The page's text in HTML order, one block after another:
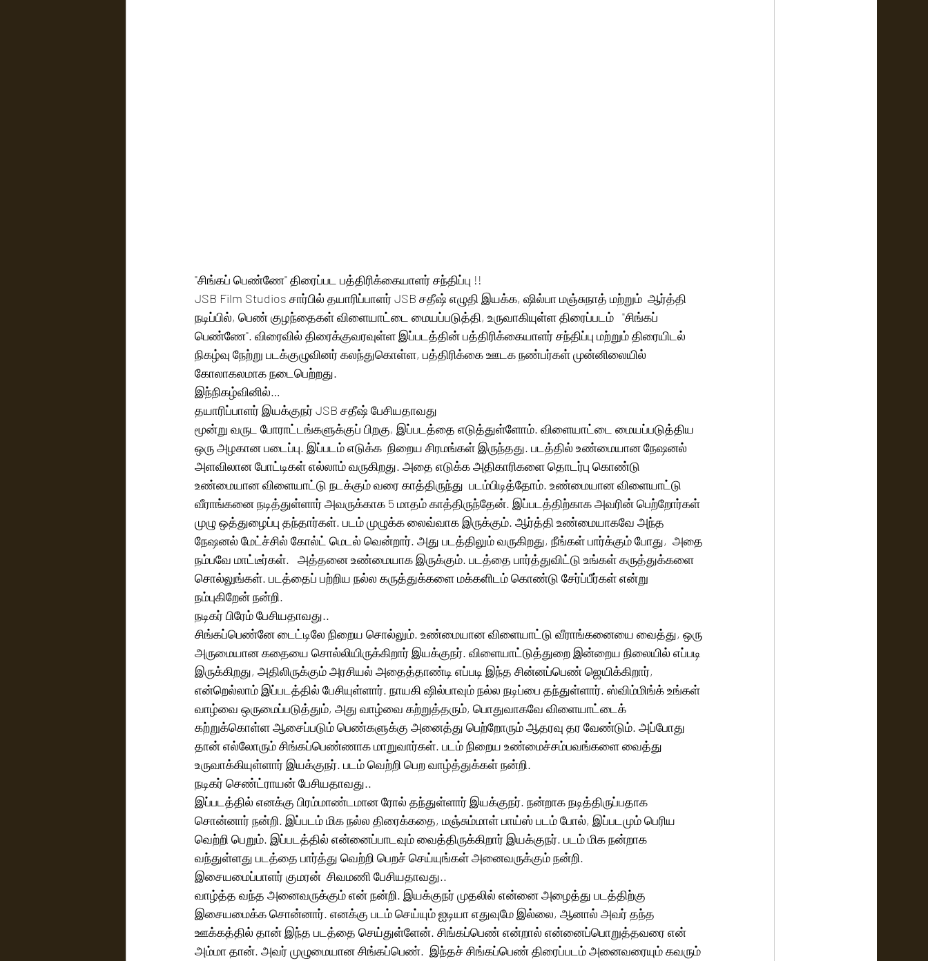
"சிங்கப் பெண்ணே" திரைப்பட பத்திரிக்கையாளர் சந்திப்பு !!
JSB Film Studios சார்பில் தயாரிப்பாளர் JSB சதீஷ் எழுதி இயக்க, ஷில்பா மஞ்சுநாத் மற்றும்  ஆர்த்தி
நடிப்பில், பெண் குழந்தைகள் விளையாட்டை மையப்படுத்தி, உருவாகியுள்ள திரைப்படம்   "சிங்கப்
பெண்ணே". விரைவில் திரைக்குவரவுள்ள இப்படத்தின் பத்திரிக்கையாளர் சந்திப்பு மற்றும் திரையிடல்
நிகழ்வு நேற்று படக்குழுவினர் கலந்துகொள்ள, பத்திரிக்கை ஊடக நண்பர்கள் முன்னிலையில்
கோலாகலமாக நடைபெற்றது.
இந்நிகழ்வினில்…
தயாரிப்பாளர் இயக்குநர் JSB சதீஷ் பேசியதாவது
மூன்று வருட போராட்டங்களுக்குப் பிறகு, இப்படத்தை எடுத்துள்ளோம். விளையாட்டை மையப்படுத்திய
ஒரு அழகான படைப்பு. இப்படம் எடுக்க  நிறைய சிரமங்கள் இருந்தது. படத்தில் உண்மையான நேஷனல்
அளவிலான போட்டிகள் எல்லாம் வருகிறது. அதை எடுக்க அதிகாரிகளை தொடர்பு கொண்டு
உண்மையான விளையாட்டு நடக்கும் வரை காத்திருந்து  படம்பிடித்தோம். உண்மையான விளையாட்டு
வீராங்கனை நடித்துள்ளார் அவருக்காக 5 மாதம் காத்திருந்தேன். இப்படத்திற்காக அவரின் பெற்றோர்கள்
முழு ஒத்துழைப்பு தந்தார்கள். படம் முழுக்க லைவ்வாக இருக்கும். ஆர்த்தி உண்மையாகவே அந்த
நேஷனல் மேட்ச்சில் கோல்ட் மெடல் வென்றார். அது படத்திலும் வருகிறது, நீங்கள் பார்க்கும் போது,  அதை
நம்பவே மாட்டீர்கள்.   அத்தனை உண்மையாக இருக்கும். படத்தை பார்த்துவிட்டு உங்கள் கருத்துக்களை
சொல்லுங்கள். படத்தைப் பற்றிய நல்ல கருத்துக்களை மக்களிடம் கொண்டு சேர்ப்பீர்கள் என்று
நம்புகிறேன் நன்றி.
நடிகர் பிரேம் பேசியதாவது..
சிங்கப்பெண்னே டைட்டிலே நிறைய சொல்லும். உண்மையான விளையாட்டு வீராங்கனையை வைத்து, ஒரு
அருமையான கதையை சொல்லியிருக்கிறார் இயக்குநர். விளையாட்டுத்துறை இன்றைய நிலையில் எப்படி
இருக்கிறது, அதிலிருக்கும் அரசியல் அதைத்தாண்டி எப்படி இந்த சின்னப்பெண் ஜெயிக்கிறார்,
என்றெல்லாம் இப்படத்தில் பேசியுள்ளார். நாயகி ஷில்பாவும் நல்ல நடிப்பை தந்துள்ளார். ஸ்விம்மிங்க் உங்கள்
வாழ்வை ஒருமைப்படுத்தும், அது வாழ்வை கற்றுத்தரும், பொதுவாகவே விளையாட்டைக்
கற்றுக்கொள்ள ஆசைப்படும் பெண்களுக்கு அனைத்து பெற்றோரும் ஆதரவு தர வேண்டும். அப்போது
தான் எல்லோரும் சிங்கப்பெண்ணாக மாறுவார்கள். படம் நிறைய உண்மைச்சம்பவங்களை வைத்து
உருவாக்கியுள்ளார் இயக்குநர். படம் வெற்றி பெற வாழ்த்துக்கள் நன்றி.
நடிகர் செண்ட்ராயன் பேசியதாவது..
இப்படத்தில் எனக்கு பிரம்மாண்டமான ரோல் தந்துள்ளார் இயக்குநர். நன்றாக நடித்திருப்பதாக
சொன்னார் நன்றி. இப்படம் மிக நல்ல திரைக்கதை, மஞ்சும்மாள் பாய்ஸ் படம் போல், இப்படமும் பெரிய
வெற்றி பெறும். இப்படத்தில் என்னைப்பாடவும் வைத்திருக்கிறார் இயக்குநர். படம் மிக நன்றாக
வந்துள்ளது படத்தை பார்த்து வெற்றி பெறச் செய்யுங்கள் அனைவருக்கும் நன்றி.
இசையமைப்பாளர் குமரன்  சிவமணி பேசியதாவது..
வாழ்த்த வந்த அனைவருக்கும் என் நன்றி. இயக்குநர் முதலில் என்னை அழைத்து படத்திற்கு
இசையமைக்க சொன்னார். எனக்கு படம் செய்யும் ஐடியா எதுவுமே இல்லை, ஆனால் அவர் தந்த
ஊக்கத்தில் தான் இந்த படத்தை செய்துள்ளேன். சிங்கப்பெண் என்றால் என்னைப்பொறுத்தவரை என்
அம்மா தான். அவர் முழுமையான சிங்கப்பெண்.  இந்தச் சிங்கப்பெண் திரைப்படம் அனைவரையும் கவரும்